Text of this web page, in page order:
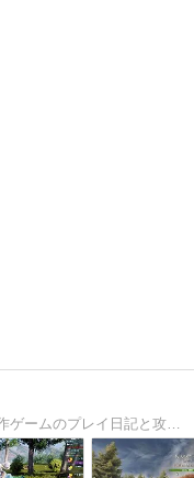
PCやPS5、ニンテンドースイッチの新作ゲームのプレイ日記と攻略情報を掲載！